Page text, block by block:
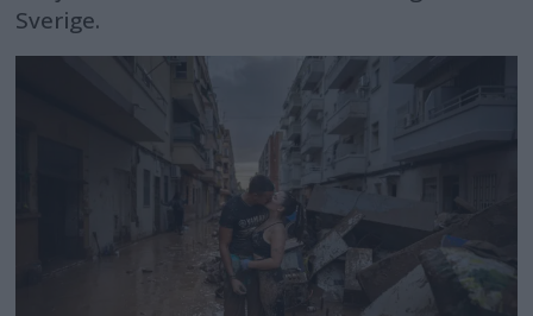
Sverige.